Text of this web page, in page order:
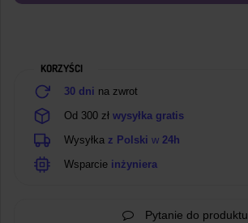
KORZYŚCI
30 dni na zwrot
Od 300 zł wysyłka gratis
Wysyłka z Polski w 24h
Wsparcie inżyniera
Pytanie do produktu